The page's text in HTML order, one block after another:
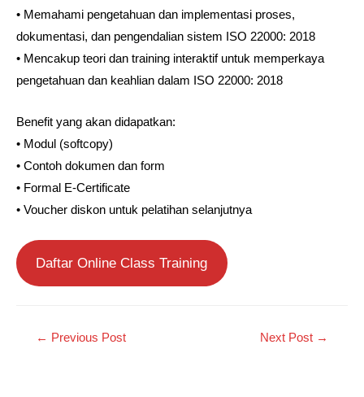
• Memahami pengetahuan dan implementasi proses,
dokumentasi, dan pengendalian sistem ISO 22000: 2018 ⁣
• Mencakup teori dan training interaktif untuk memperkaya
pengetahuan dan keahlian dalam ISO 22000: 2018⁣
Benefit yang akan didapatkan:
• Modul (softcopy)
• Contoh dokumen dan form
• Formal E-Certificate
• Voucher diskon untuk pelatihan selanjutnya
Daftar Online Class Training
← Previous Post Next Post →